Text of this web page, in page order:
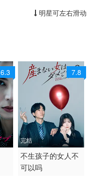
明星可左右滑动
6.3 7.8
完结
2026 / 日本 / 日语
日本
不生孩子的女人不
可以吗